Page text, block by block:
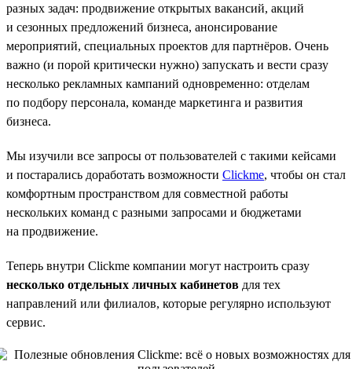
разных задач: продвижение открытых вакансий, акций
и сезонных предложений бизнеса, анонсирование
мероприятий, специальных проектов для партнёров. Очень
важно (и порой критически нужно) запускать и вести сразу
несколько рекламных кампаний одновременно: отделам
по подбору персонала, команде маркетинга и развития
бизнеса.
Мы изучили все запросы от пользователей с такими кейсами
и постарались доработать возможности Clickme, чтобы он стал
комфортным пространством для совместной работы
нескольких команд с разными запросами и бюджетами
на продвижение.
Теперь внутри Clickme компании могут настроить сразу
несколько отдельных личных кабинетов для тех
направлений или филиалов, которые регулярно используют
сервис.